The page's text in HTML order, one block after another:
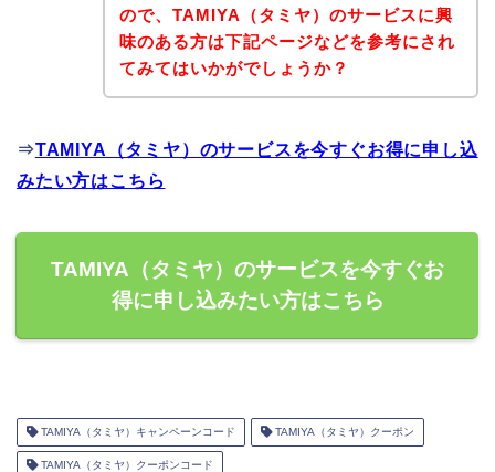
ので、TAMIYA（タミヤ）のサービスに興
味のある方は下記ページなどを参考にされ
てみてはいかがでしょうか？
⇒TAMIYA（タミヤ）のサービスを今すぐお得に申し込
みたい方はこちら
TAMIYA（タミヤ）のサービスを今すぐお
得に申し込みたい方はこちら
TAMIYA（タミヤ）キャンペーンコード TAMIYA（タミヤ）クーポン
TAMIYA（タミヤ）クーポンコード